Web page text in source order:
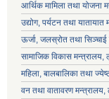
आर्थिक मामिला तथा योजना
उद्योग, पर्यटन तथा
ऊर्जा, जलस्रोत तथा सिञ्चाई
सामाजिक विकास मन्‍‍त्रालय,
महिला, बालबालिका तथा
वन तथा वातावरण मन्त्रालय,